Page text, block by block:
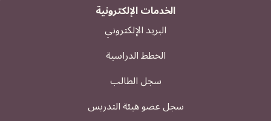
الخدمات الإلكترونية
البريد الإلكتروني
الخطط الدراسية
سجل الطالب
سجل عضو هيئة التدريس